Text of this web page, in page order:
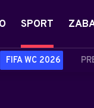
SPORT
FIFA WC 2026